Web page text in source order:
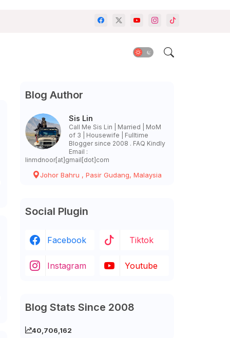
Blog Author
Sis Lin
Call Me Sis Lin | Married | MoM
of 3 | Housewife | Fulltime
Blogger since 2008 . FAQ Kindly
Email :
linmdnoor[at]gmail[dot]com
Johor Bahru , Pasir Gudang, Malaysia
Social Plugin
Facebook Tiktok
Instagram Youtube
Blog Stats Since 2008
40,706,162